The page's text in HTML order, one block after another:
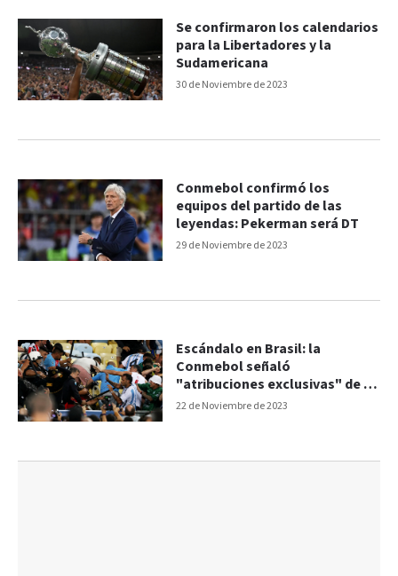
30 de Noviembre de 2023
Se confirmaron los calendarios
para la Libertadores y la
Sudamericana
29 de Noviembre de 2023
Conmebol confirmó los
equipos del partido de las
leyendas: Pekerman será DT
22 de Noviembre de 2023
Escándalo en Brasil: la
Conmebol señaló
"atribuciones exclusivas" de la
FIFA